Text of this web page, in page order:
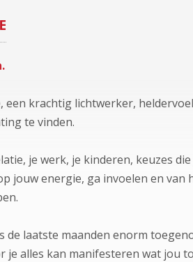
een krachtig lichtwerker,
te vinden.
je werk, je kinderen, keuzes
jouw energie, ga invoelen en
de laatste maanden enorm
je alles kan manifesteren wat jou